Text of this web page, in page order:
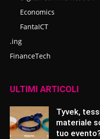
Economics
FantaICT
.ing
FinanceTech
ULTIMI ARTICOLI
Tyvek,
materiale
tuo